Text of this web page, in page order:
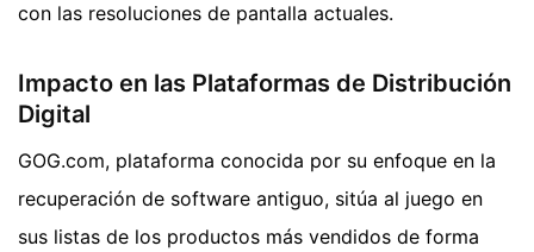
con las resoluciones de pantalla actuales.
Impacto en las Plataformas de Distribución
Digital
GOG.com, plataforma conocida por su enfoque en la
recuperación de software antiguo, sitúa al juego en
sus listas de los productos más vendidos de forma